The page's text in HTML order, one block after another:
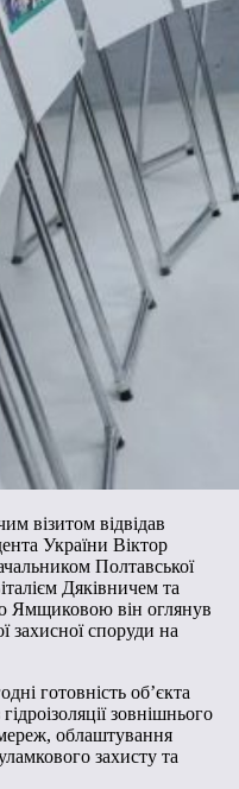
візитом відвідав
України Віктор
Полтавської
Дяківничем та
Ямщиковою він оглянув
захисної споруди на
готовність об’єкта
зовнішнього
облаштування
захисту та